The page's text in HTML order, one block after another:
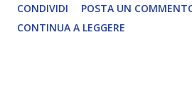
soggettiva, non prova vero amore,
autentico, non ha connessione con
CONDIVIDI
POSTA UN
CONTINUA A LEGGERE